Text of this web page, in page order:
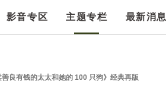
影音专区 主题专栏 最新消息
良有钱的太太和她的 100 只狗》经典再版